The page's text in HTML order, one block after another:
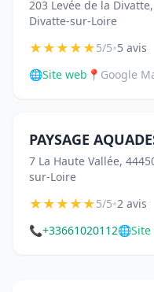
203 Levée de la
Divatte-sur-Loire
★★★★★5/5•5 avis
🌐Site web 📍 Google
PAYSAGE
7 La Haute Vallée,
sur-Loire
★★★★★5/5•2 avis
📞+33661020112🌐Site